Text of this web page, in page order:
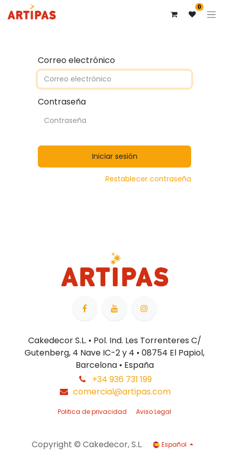
0
Correo electrónico
Contraseña
Iniciar sesión
Restablecer contraseña
Cakedecor S.L. • Pol. Ind. Les Torrenteres C/
Gutenberg, 4 Nave IC-2 y 4 • 08754 El Papiol,
Barcelona • España
+34 936 731 199
comercial@artipas.com
Politica de privacidad Aviso Legal
Copyright © Cakedecor, S.L. Español